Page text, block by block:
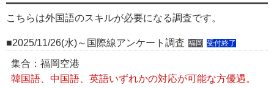
こちらは外国語のスキルが必要になる調査です。
2025/11/26(水)～国際線アンケート調査 福岡 受付終了
集合：福岡空港
韓国語、中国語、英語いずれかの対応が可能な方優遇。